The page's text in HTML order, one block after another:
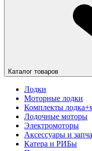
Каталог товаров
Лодки
Моторные лодки
Комплекты
Лодочные моторы
Электромоторы
Аксессуары и
Катера и РИБы